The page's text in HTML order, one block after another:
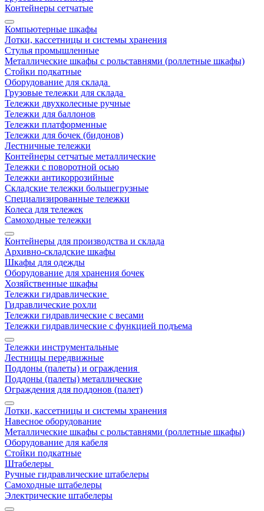
Контейнеры сетчатые
Компьютерные шкафы
Лотки, кассетницы и системы хранения
Стулья промышленные
Металлические шкафы с рольставнями (роллетные шкафы)
Стойки подкатные
Оборудование для склада
Грузовые тележки для склада
Тележки двухколесные ручные
Тележки для баллонов
Тележки платформенные
Тележки для бочек (бидонов)
Лестничные тележки
Контейнеры сетчатые металлические
Тележки с поворотной осью
Тележки антикоррозийные
Складские тележки большегрузные
Специализированные тележки
Колеса для тележек
Самоходные тележки
Контейнеры для производства и склада
Архивно-складские шкафы
Шкафы для одежды
Оборудование для хранения бочек
Хозяйственные шкафы
Тележки гидравлические
Гидравлические рохли
Тележки гидравлические с весами
Тележки гидравлические с функцией подъема
Тележки инструментальные
Лестницы передвижные
Поддоны (палеты) и ограждения
Поддоны (палеты) металлические
Ограждения для поддонов (палет)
Лотки, кассетницы и системы хранения
Навесное оборудование
Металлические шкафы с рольставнями (роллетные шкафы)
Оборудование для кабеля
Стойки подкатные
Штабелеры
Ручные гидравлические штабелеры
Самоходные штабелеры
Электрические штабелеры